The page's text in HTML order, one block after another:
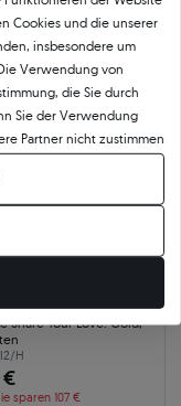
Share Your Love: Gold,
H
€
sparen 107 €
Cookies und die unserer
insbesondere um
Verwendung von
die Sie durch
Sie der Verwendung
Partner nicht zustimmen
bestimmen Sie Ihre
widerrufen, indem Sie